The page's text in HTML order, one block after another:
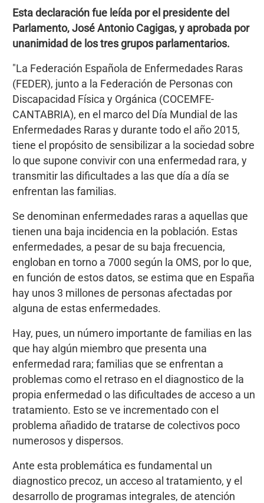
Esta declaración fue leída por el presidente del
Parlamento, José Antonio Cagigas, y aprobada por
unanimidad de los tres grupos parlamentarios.
"La Federación Española de Enfermedades Raras
(FEDER), junto a la Federación de Personas con
Discapacidad Física y Orgánica (COCEMFE-
CANTABRIA), en el marco del Día Mundial de las
Enfermedades Raras y durante todo el año 2015,
tiene el propósito de sensibilizar a la sociedad sobre
lo que supone convivir con una enfermedad rara, y
transmitir las dificultades a las que día a día se
enfrentan las familias.
Se denominan enfermedades raras a aquellas que
tienen una baja incidencia en la población. Estas
enfermedades, a pesar de su baja frecuencia,
engloban en torno a 7000 según la OMS, por lo que,
en función de estos datos, se estima que en España
hay unos 3 millones de personas afectadas por
alguna de estas enfermedades.
Hay, pues, un número importante de familias en las
que hay algún miembro que presenta una
enfermedad rara; familias que se enfrentan a
problemas como el retraso en el diagnostico de la
propia enfermedad o las dificultades de acceso a un
tratamiento. Esto se ve incrementado con el
problema añadido de tratarse de colectivos poco
numerosos y dispersos.
Ante esta problemática es fundamental un
diagnostico precoz, un acceso al tratamiento, y el
desarrollo de programas integrales, de atención